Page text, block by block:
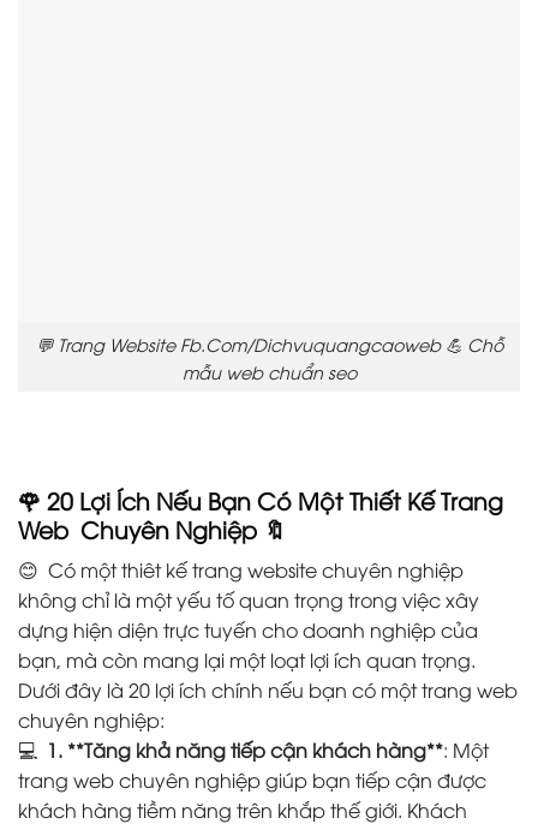
💬 Trang Website Fb.Com/Dichvuquangcaoweb 💪 Chỗ
mẫu web chuẩn seo
🌹 20 Lợi Ích Nếu Bạn Có Một Thiết Kế Trang
Web Chuyên Nghiệp 🔖
😊 Có một thiêt kế trang website chuyên nghiệp
không chỉ là một yếu tố quan trọng trong việc xây
dựng hiện diện trực tuyến cho doanh nghiệp của
bạn, mà còn mang lại một loạt lợi ích quan trọng.
Dưới đây là 20 lợi ích chính nếu bạn có một trang web
chuyên nghiệp:
💻 1. **Tăng khả năng tiếp cận khách hàng**: Một
trang web chuyên nghiệp giúp bạn tiếp cận được
khách hàng tiềm năng trên khắp thế giới. Khách